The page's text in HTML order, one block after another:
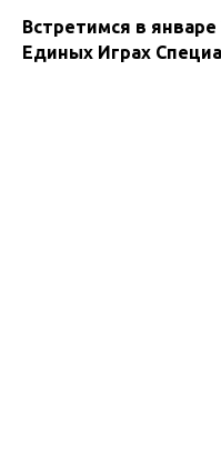
Встретимся в январе
Единых Играх